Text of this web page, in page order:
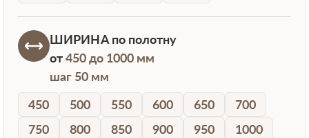
ШИРИНАпо полотну
от450 до 1000 мм
шаг 50 мм
450
500 550 600 650
700
750
800 850 900 950 1000